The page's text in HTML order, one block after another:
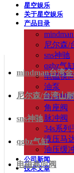
星空娱乐
关于星空娱乐
产品目录
尼尔森/
sns神驰
qgbz气
电磁换
油泵
高压球
角座阀
脉冲阀
34s系列
液压马
油压缓
公司新闻
技术文章
mindman台湾
尼尔森/台湾山
sns神驰
qgbz气缸
电磁换向阀